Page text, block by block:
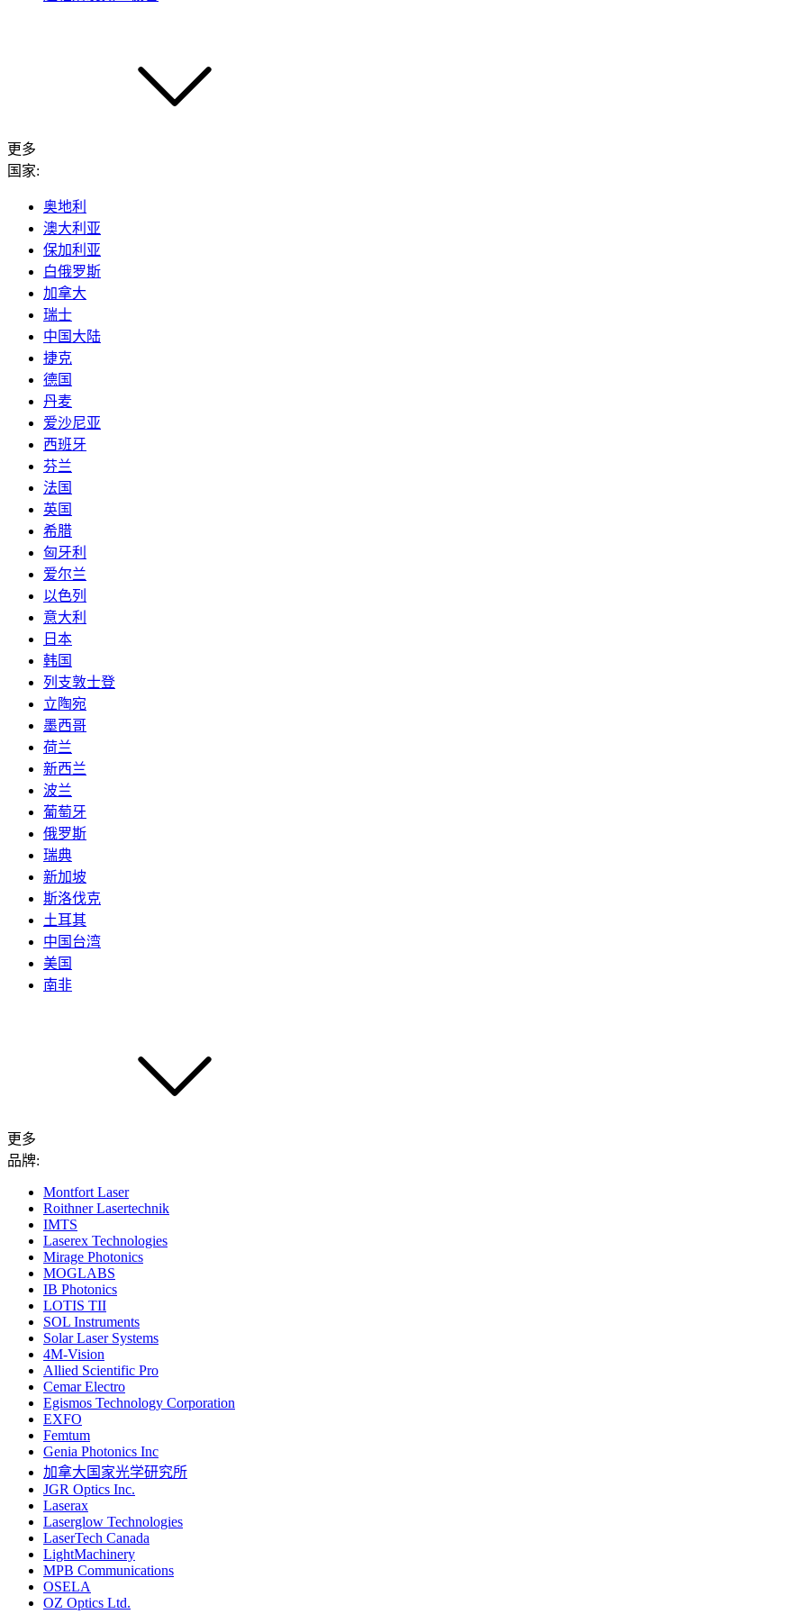
更多
国家:
奥地利
澳大利亚
保加利亚
白俄罗斯
加拿大
瑞士
中国大陆
捷克
德国
丹麦
爱沙尼亚
西班牙
芬兰
法国
英国
希腊
匈牙利
爱尔兰
以色列
意大利
日本
韩国
列支敦士登
立陶宛
墨西哥
荷兰
新西兰
波兰
葡萄牙
俄罗斯
瑞典
新加坡
斯洛伐克
土耳其
中国台湾
美国
南非
更多
品牌:
Montfort Laser
Roithner Lasertechnik
IMTS
Laserex Technologies
Mirage Photonics
MOGLABS
IB Photonics
LOTIS TII
SOL Instruments
Solar Laser Systems
4M-Vision
Allied Scientific Pro
Cemar Electro
Egismos Technology Corporation
EXFO
Femtum
Genia Photonics Inc
加拿大国家光学研究所
JGR Optics Inc.
Laserax
Laserglow Technologies
LaserTech Canada
LightMachinery
MPB Communications
OSELA
OZ Optics Ltd.